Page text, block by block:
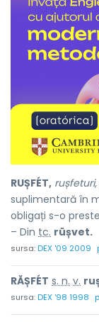
RUȘFÉT, rușfeturi,
suplimentară în
obligați s-o
– Din tc. rüșvet.
sursa:DEX '09 2009
RĂȘFÉT s. n. v.
sursa:DEX '98 1998